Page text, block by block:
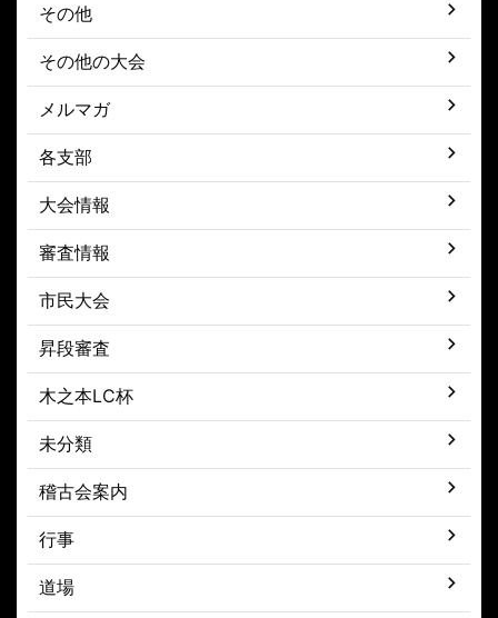
その他
その他の大会
メルマガ
各支部
大会情報
審査情報
市民大会
昇段審査
木之本LC杯
未分類
稽古会案内
行事
道場